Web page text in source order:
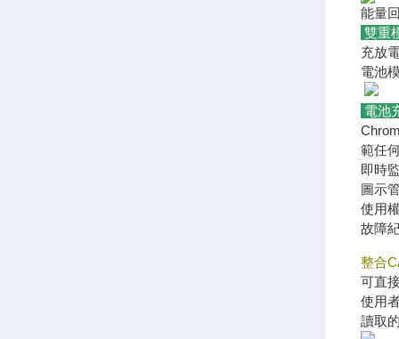
能量
雙重
充放
電池
電池
範任
即時
圖示
使用
故障
整合
可直
使用
讀取